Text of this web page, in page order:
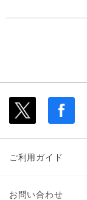
ご利用ガイド
お問い合わせ